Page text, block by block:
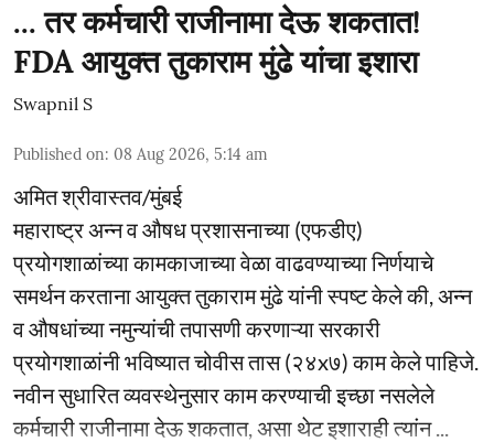
... तर कर्मचारी राजीनामा देऊ शकतात!
FDA आयुक्त तुकाराम मुंढे यांचा इशारा
Swapnil S
Published on: 08 Aug 2026, 5:14 am
अमित श्रीवास्तव/मुंबई
महाराष्ट्र अन्न व औषध प्रशासनाच्या (एफडीए)
प्रयोगशाळांच्या कामकाजाच्या वेळा वाढवण्याच्या निर्णयाचे
समर्थन करताना आयुक्त तुकाराम मुंढे यांनी स्पष्ट केले की, अन्न
व औषधांच्या नमुन्यांची तपासणी करणाऱ्या सरकारी
प्रयोगशाळांनी भविष्यात चोवीस तास (२४x७) काम केले पाहिजे.
नवीन सुधारित व्यवस्थेनुसार काम करण्याची इच्छा नसलेले
कर्मचारी राजीनामा देऊ शकतात, असा थेट इशाराही त्यांन ...